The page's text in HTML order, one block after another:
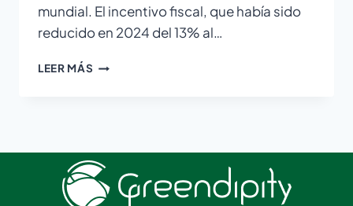
mundial. El incentivo fiscal, que había sido
reducido en 2024 del 13% al…
LEER MÁS